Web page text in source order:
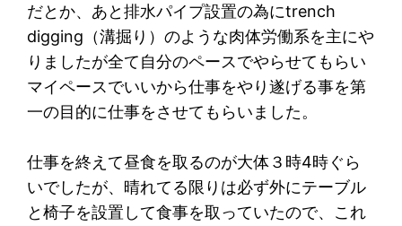
だとか、あと排水パイプ設置の為にtrench
digging（溝掘り）のような肉体労働系を主にや
りましたが全て自分のペースでやらせてもらい
マイペースでいいから仕事をやり遂げる事を第
一の目的に仕事をさせてもらいました。
仕事を終えて昼食を取るのが大体３時4時ぐら
いでしたが、晴れてる限りは必ず外にテーブル
と椅子を設置して食事を取っていたので、これ